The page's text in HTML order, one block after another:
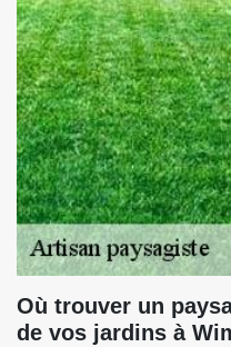
Où trouver un
de vos jardins à